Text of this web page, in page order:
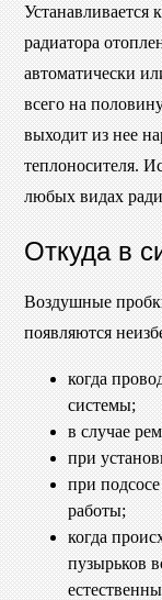
Устанавливается
радиатора
автоматически
всего на
выходит из нее
теплоносителя.
любых видах
Откуда в
Воздушные
появляются
когда
системы;
в случае
при
при
работы;
когда
пузырьков